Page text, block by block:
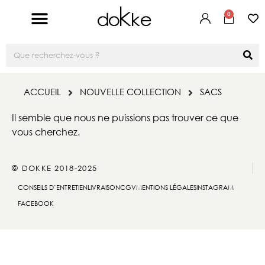
0
ACCUEIL NOUVELLE COLLECTION SACS
Il semble que nous ne puissions pas trouver ce que
vous cherchez.
© DOKKE 2018-2025
CONSEILS D’ENTRETIENLIVRAISONCGVMENTIONS LÉGALESINSTAGRAM
FACEBOOK